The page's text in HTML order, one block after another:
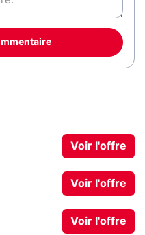
Voir l'offre
Voir l'offre
Voir l'offre